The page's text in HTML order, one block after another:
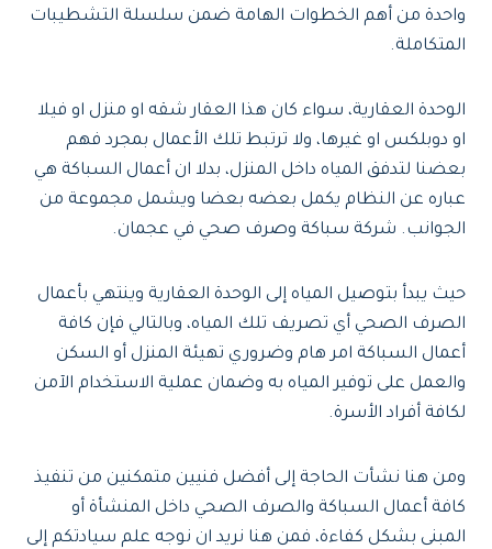
واحدة من أهم الخطوات الهامة ضمن سلسلة التشطيبات
المتكاملة.
الوحدة العقارية، سواء كان هذا العقار شقه او منزل او فيلا
او دوبلكس او غيرها، ولا ترتبط تلك الأعمال بمجرد فهم
بعضنا لتدفق المياه داخل المنزل، بدلا ان أعمال السباكة هي
عباره عن النظام يكمل بعضه بعضا ويشمل مجموعة من
الجوانب. شركة سباكة وصرف صحي في عجمان.
حيث يبدأ بتوصيل المياه إلى الوحدة العقارية وينتهي بأعمال
الصرف الصحي أي تصريف تلك المياه، وبالتالي فإن كافة
أعمال السباكة امر هام وضروري تهيئة المنزل أو السكن
والعمل على توفير المياه به وضمان عملية الاستخدام الآمن
لكافة أفراد الأسرة.
ومن هنا نشأت الحاجة إلى أفضل فنيين متمكنين من تنفيذ
كافة أعمال السباكة والصرف الصحي داخل المنشأة أو
المبنى بشكل كفاءة، فمن هنا نريد ان نوجه علم سيادتكم إلى